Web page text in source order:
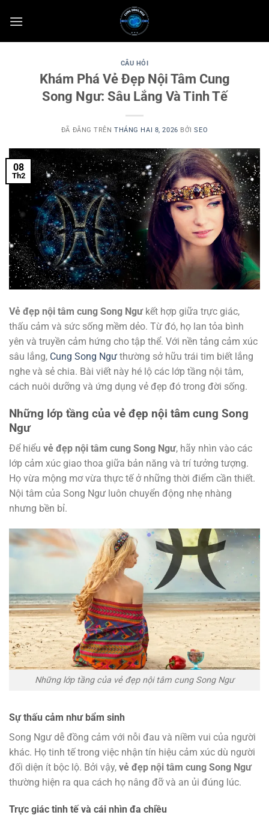
đến
CÂU HỎI
Khám Phá Vẻ Đẹp Nội Tâm Cung
Song Ngư: Sâu Lắng Và Tinh Tế
ĐÃ ĐĂNG TRÊNTHÁNG HAI 8, 2026 BỞISEO
08
Th2
Vẻ đẹp nội tâm cung Song Ngưkết hợp giữa trực giác,
thấu cảm và sức sống mềm dẻo. Từ đó, họ lan tỏa bình
yên và truyền cảm hứng cho tập thể. Với nền tảng cảm xúc
sâu lắng, Cung Song Ngư thường sở hữu trái tim biết lắng
nghe và sẻ chia. Bài viết này hé lộ các lớp tầng nội tâm,
cách nuôi dưỡng và ứng dụng vẻ đẹp đó trong đời sống.
Những lớp tầng của vẻ đẹp nội tâm cung Song
Ngư
Để hiểu vẻ đẹp nội tâm cung Song Ngư, hãy nhìn vào các
lớp cảm xúc giao thoa giữa bản năng và trí tưởng tượng.
Họ vừa mộng mơ vừa thực tế ở những thời điểm cần thiết.
Nội tâm của Song Ngư luôn chuyển động nhẹ nhàng
nhưng bền bỉ.
Những lớp tầng của vẻ đẹp nội tâm cung Song Ngư
Sự thấu cảm như bẩm sinh
Song Ngư dễ đồng cảm với nỗi đau và niềm vui của người
khác. Họ tinh tế trong việc nhận tín hiệu cảm xúc dù người
đối diện ít bộc lộ. Bởi vậy, vẻ đẹp nội tâm cung Song Ngư
thường hiện ra qua cách họ nâng đỡ và an ủi đúng lúc.
Trực giác tinh tế và cái nhìn đa chiều